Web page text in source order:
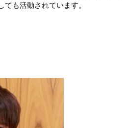
も活動されています。